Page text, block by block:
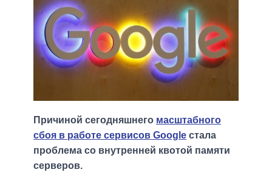
Причиной сегодняшнего масштабного
сбоя в работе сервисов Google стала
проблема со внутренней квотой памяти
серверов.